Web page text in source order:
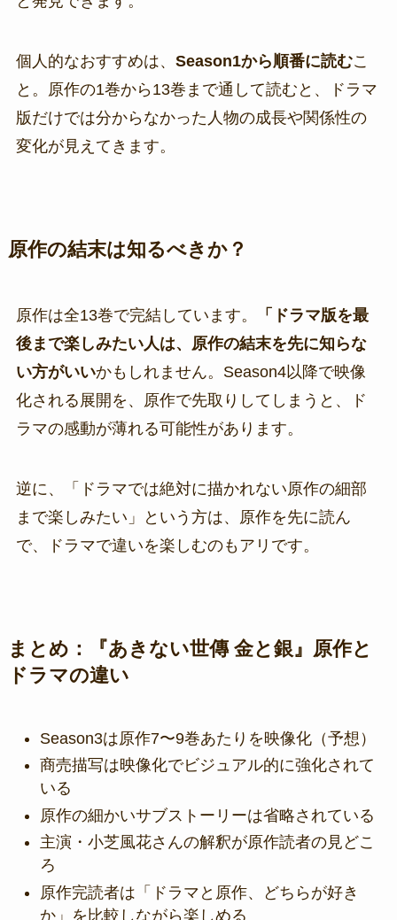
個人的なおすすめは、 Season1から順番に読むこ
と。原作の1巻から13巻まで通して読むと、ドラマ
版だけでは分からなかった人物の成長や関係性の
変化が見えてきます。
原作の結末は知るべきか？
原作は全13巻で完結しています。
「ドラマ版を最
後まで楽しみたい人は、原作の結末を先に知らな
い方がいいかもしれません。Season4以降で映像
化される展開を、原作で先取りしてしまうと、ド
ラマの感動が薄れる可能性があります。
逆に、「ドラマでは絶対に描かれない原作の細部
まで楽しみたい」という方は、原作を先に読ん
で、ドラマで違いを楽しむのもアリです。
まとめ：『あきない世傳 金と銀』原作と
ドラマの違い
Season3は原作7〜9巻あたりを映像化（予想）
商売描写は映像化でビジュアル的に強化されて
いる
原作の細かいサブストーリーは省略されている
主演・小芝風花さんの解釈が原作読者の見どこ
ろ
原作完読者は「ドラマと原作、どちらが好き
か」を比較しながら楽しめる